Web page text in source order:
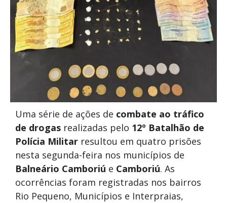
Uma série de ações de combate ao tráfico
de drogas realizadas pelo 12º Batalhão de
Polícia Militar resultou em quatro prisões
nesta segunda-feira nos municípios de
Balneário Camboriú e Camboriú. As
ocorrências foram registradas nos bairros
Rio Pequeno, Municípios e Interpraias,